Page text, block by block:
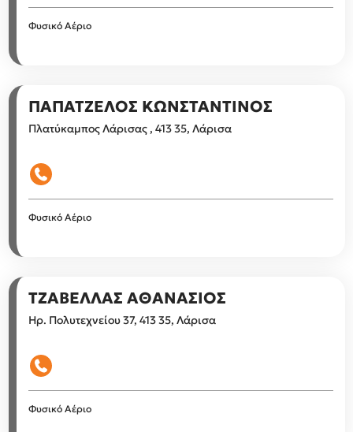
Φυσικό Αέριο
ΠΑΠΑΤΖΕΛΟΣ ΚΩΝΣΤΑΝΤΙΝΟΣ
Πλατύκαμπος Λάρισας , 413 35, Λάρισα
Φυσικό Αέριο
ΤΖΑΒΕΛΛΑΣ ΑΘΑΝΑΣΙΟΣ
Ηρ. Πολυτεχνείου 37, 413 35, Λάρισα
Φυσικό Αέριο